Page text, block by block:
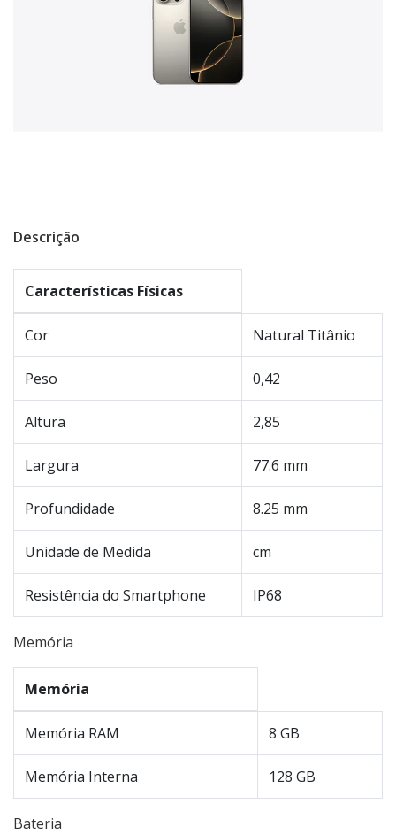
Descrição
Características Físicas
Cor Natural Titânio
Peso 0,42
Altura 2,85
Largura 77.6 mm
Profundidade 8.25 mm
Unidade de Medida cm
Resistência do Smartphone IP68
Memória
Memória
Memória RAM 8 GB
Memória Interna 128 GB
Bateria